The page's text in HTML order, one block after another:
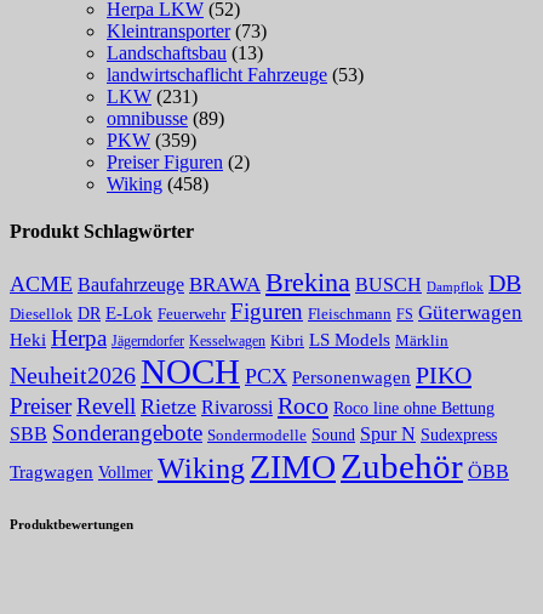
Herpa LKW (52)
Kleintransporter (73)
Landschaftsbau (13)
landwirtschaflicht Fahrzeuge (53)
LKW (231)
omnibusse (89)
PKW (359)
Preiser Figuren (2)
Wiking (458)
Produkt Schlagwörter
ACME Baufahrzeuge BRAWA Brekina BUSCH Dampflok DB
Diesellok DR E-Lok Feuerwehr Figuren Fleischmann FS Güterwagen
Heki Herpa Jägerndorfer Kesselwagen Kibri LS Models Märklin
Neuheit2026NOCH PCX Personenwagen PIKO
PreiserRevell Rietze Rivarossi Roco Roco line ohne Bettung
SBB Sonderangebote Sondermodelle Sound Spur N Sudexpress
Tragwagen Vollmer Wiking ZIMOZubehör ÖBB
Produktbewertungen